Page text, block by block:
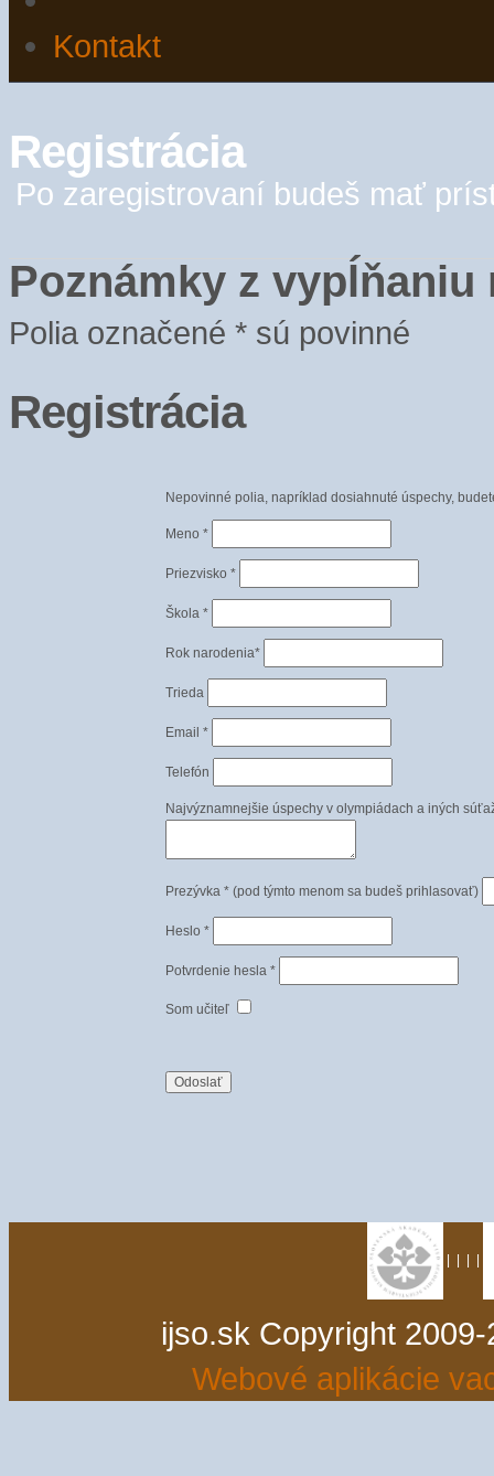
Kontakt
Registrácia
Po zaregistrovaní budeš mať
Poznámky z
Polia označené * sú povinné
Registrácia
Nepovinné polia, napríklad dosiahnuté úspechy,
Meno *
Priezvisko *
Škola *
Rok narodenia*
Trieda
Email *
Telefón
Najvýznamnejšie úspechy v olympiádach a iných
Prezývka * (pod týmto menom sa budeš prihlasovať)
Heslo *
Potvrdenie hesla *
Som učiteľ
ijso.sk Copyright
Webové aplikácie